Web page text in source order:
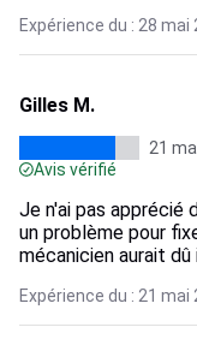
Expérience du : 28 mai
Gilles M.
21
Avis vérifié
Je n'ai pas apprécié
un problème pour
mécanicien aurait
Expérience du : 21 mai